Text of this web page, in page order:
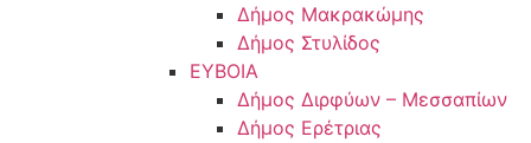
Δήμος Μακρακώμης
Δήμος Στυλίδος
ΕΥΒΟΙΑ
Δήμος Διρφύων – Μεσσαπίων
Δήμος Ερέτριας